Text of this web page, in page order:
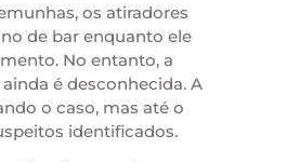
os atiradores
de bar enquanto ele
No entanto, a
é desconhecida. A
o caso, mas até o
identificados.